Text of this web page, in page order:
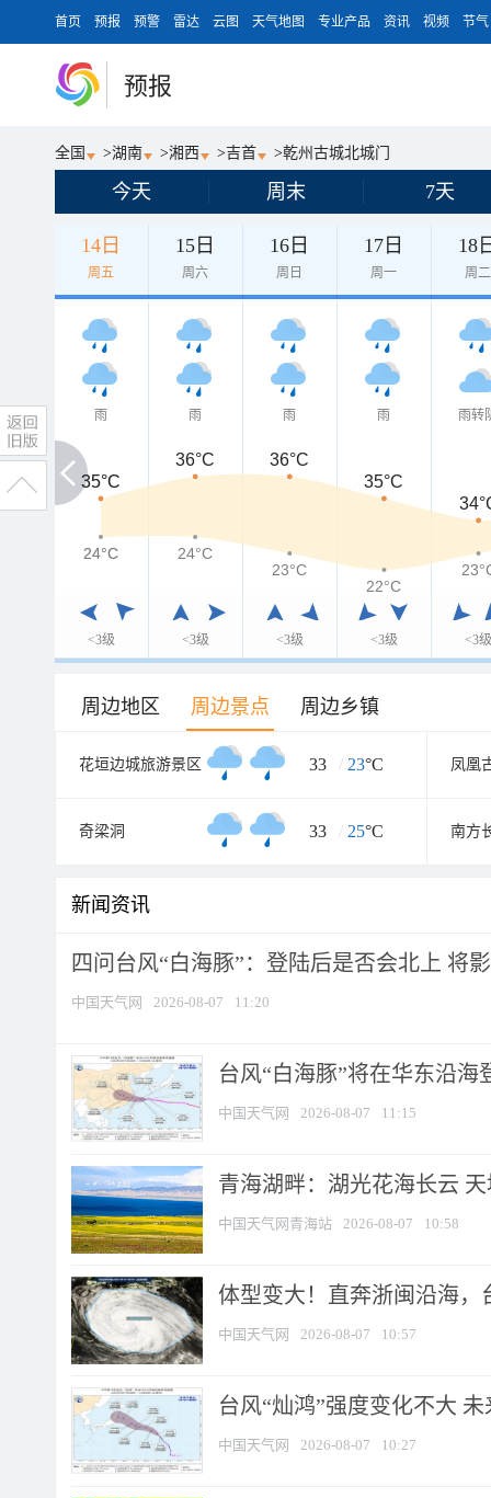
首页 预报 预警 雷达 云图 天气地图 专业产品 资讯 视频 节气
预报
全国 >湖南 >湘西 >吉首 >乾州古城北城门
今天 周末 7天
14日
周五
15日
周六
16日
周日
17日
周一
18
周二
雨
<3级
雨
<3级
雨
<3级
雨
<3级
雨转
<3级
35°C
35°C
36°C
36°C
35°C
24°C
24°C
24°C
23°C
22°C
周边地区 周边景点 周边乡镇
花垣边城旅游景区 33 / 23°C 凤凰
奇梁洞 33 / 25°C 南方
新闻资讯
四问台风“白海豚”：登陆后是否会北上 将
中国天气网 2026-08-07 11:20
台风“白海豚”将在华东沿
中国天气网 2026-08-07 11:15
青海湖畔：湖光花海长云
中国天气网青海站 2026-08-07 10:58
体型变大！直奔浙闽沿海，
中国天气网 2026-08-07 10:57
台风“灿鸿”强度变化不大
中国天气网 2026-08-07 10:27